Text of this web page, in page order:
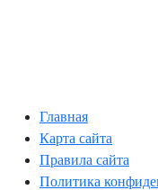
Главная
Карта сайта
Правила сайта
Политика